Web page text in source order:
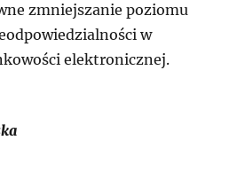
zmniejszanie poziomu
w
elektronicznej.